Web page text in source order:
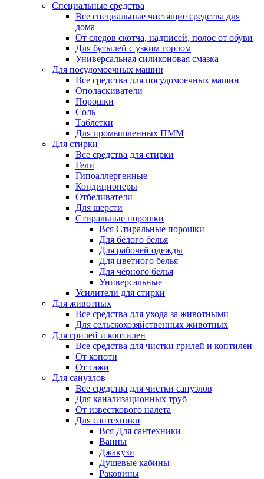
Специальные средства
Все специальные чистящие средства для
дома
От следов скотча, надписей, полос от обуви
Для бутылей с узким горлом
Универсальная силиконовая смазка
Для посудомоечных машин
Все средства для посудомоечных машин
Ополаскиватели
Порошки
Соль
Таблетки
Для промышленных ПММ
Для стирки
Все средства для стирки
Гели
Гипоаллергенные
Кондиционеры
Отбеливатели
Для шерсти
Стиральные порошки
Вся Стиральные порошки
Для белого белья
Для рабочей одежды
Для цветного белья
Для чёрного белья
Универсальные
Усилители для стирки
Для животных
Все средства для ухода за животными
Для сельскохозяйственных животных
Для грилей и коптилен
Все средства для чистки грилей и коптилен
От копоти
От сажи
Для санузлов
Все средства для чистки санузлов
Для канализационных труб
От известкового налета
Для сантехники
Вся Для сантехники
Ванны
Джакузи
Душевые кабины
Раковины